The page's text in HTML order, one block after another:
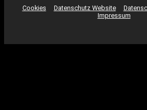
Cookies Datenschutz Website
Impressum